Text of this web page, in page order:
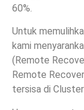
60%.
Untuk
kami
(Remote
Remote
tersisa di